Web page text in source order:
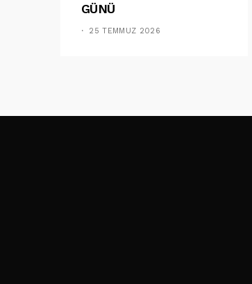
GÜNÜ
25 TEMMUZ 2026